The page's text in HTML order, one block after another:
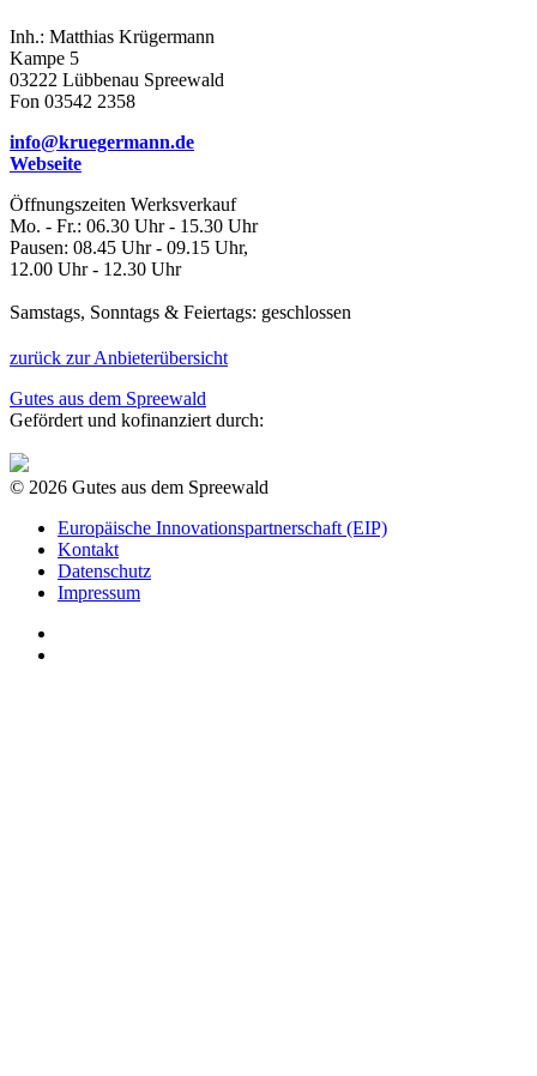
Inh.: Matthias Krügermann
Kampe 5
03222 Lübbenau Spreewald
Fon 03542 2358
info@kruegermann.de
Webseite
Öffnungszeiten Werksverkauf
Mo. - Fr.: 06.30 Uhr - 15.30 Uhr
Pausen: 08.45 Uhr - 09.15 Uhr,
12.00 Uhr - 12.30 Uhr
Samstags, Sonntags & Feiertags: geschlossen
zurück zur Anbieterübersicht
Gutes aus dem Spreewald
Gefördert und kofinanziert durch:
© 2026 Gutes aus dem Spreewald
Europäische Innovationspartnerschaft (EIP)
Kontakt
Datenschutz
Impressum